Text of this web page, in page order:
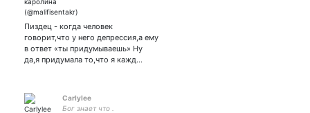
Пиздец - когда человек
говорит,что у него депрессия,а ему
в ответ «ты придумываешь» Ну
да,я придумала то,что я кажд…
Carlylee
Бог знает что .